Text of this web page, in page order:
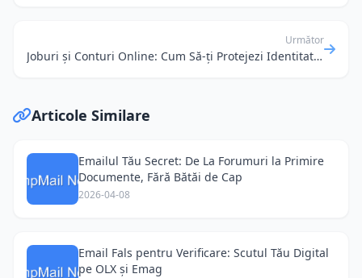
Următor
Joburi și Conturi Online: Cum Să-ți Protejezi Identitatea cu un Email "Fără Istoric"
Articole Similare
Emailul Tău Secret: De La Forumuri la Primire
Documente, Fără Bătăi de Cap
2026-04-08
Email Fals pentru Verificare: Scutul Tău Digital
pe OLX și Emag